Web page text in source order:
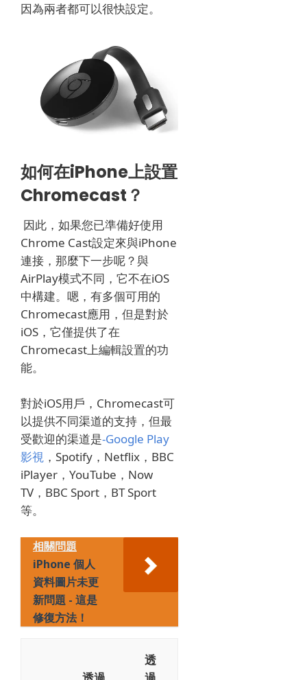
因為兩者都可以很快設定。
如何在iPhone上設置
Chromecast？
因此，如果您已準備好使用
Chrome Cast設定來與iPhone
連接，那麼下一步呢？與
AirPlay模式不同，它不在iOS
中構建。 嗯，有多個可用的
Chromecast應用，但是對於
iOS，它僅提供了在
Chromecast上編輯設置的功
能。
對於iOS用戶，Chromecast可
以提供不同渠道的支持，但最
受歡迎的渠道是-Google Play
影視 ， Spotify ， Netflix ， BBC
iPlayer ， YouTube ， Now
TV ，BBC Sport，BT Sport
等。
相關問題
iPhone 個人
資料圖片未更
新問題 - 這是
修復方法！
透